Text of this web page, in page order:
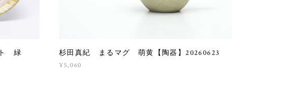
ト 緑
杉田真紀 まるマグ 萌黄【陶器】20260623
¥5,060